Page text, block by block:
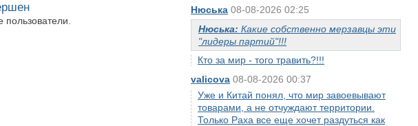
Нюська 08-08-2026 02:25
Нюська: Какие собственно мерзавцы эти
"лидеры партий"!!!
Кто за мир - того травить?!!!
valicova 08-08-2026 00:37
Уже и Китай понял, что мир завоевывают
товарами, а не отчуждают территории.
Только Раха все еще хочет раздуться как
пользователи.